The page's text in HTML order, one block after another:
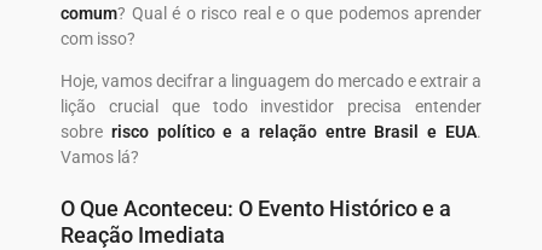
comum? Qual é o risco real e o que podemos aprender
com isso?
Hoje, vamos decifrar a linguagem do mercado e extrair a
lição crucial que todo investidor precisa entender
sobre risco político e a relação entre Brasil e EUA.
Vamos lá?
O Que Aconteceu: O Evento Histórico e a
Reação Imediata